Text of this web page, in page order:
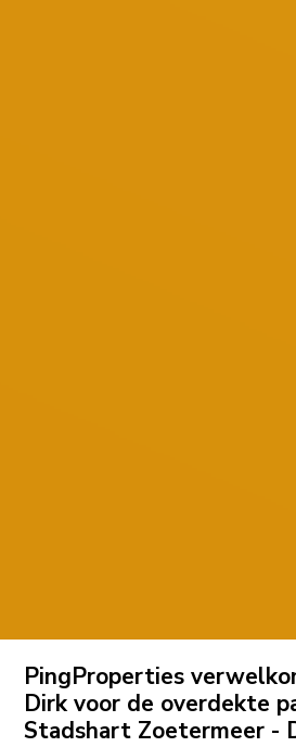
PingProperties
Dirk voor de overdekte
Stadshart Zoetermeer -